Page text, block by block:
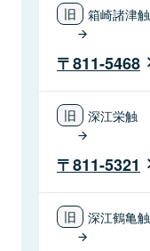
箱崎諸津触
811-5468
深江栄触
811-5321
深江鶴亀触